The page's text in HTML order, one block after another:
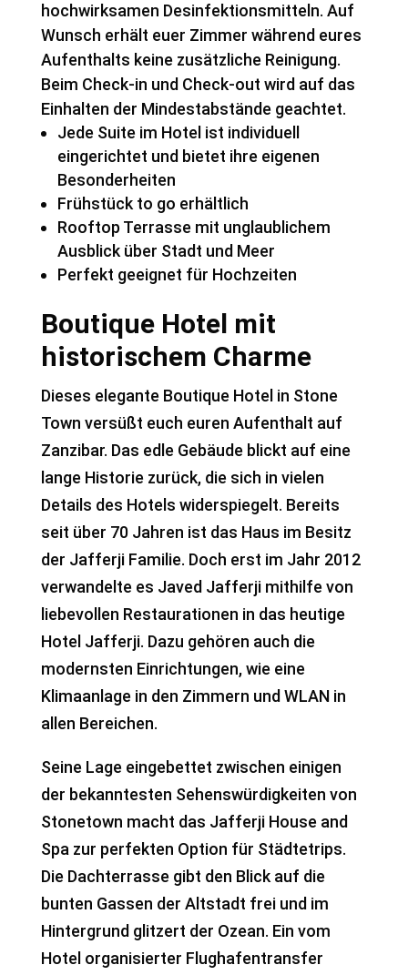
hochwirksamen Desinfektionsmitteln. Auf
Wunsch erhält euer Zimmer während eures
Aufenthalts keine zusätzliche Reinigung.
Beim Check-in und Check-out wird auf das
Einhalten der Mindestabstände geachtet.
Jede Suite im Hotel ist individuell
eingerichtet und bietet ihre eigenen
Besonderheiten
Frühstück to go erhältlich
Rooftop Terrasse mit unglaublichem
Ausblick über Stadt und Meer
Perfekt geeignet für Hochzeiten
Boutique Hotel mit
historischem Charme
Dieses elegante Boutique Hotel in Stone
Town versüßt euch euren Aufenthalt auf
Zanzibar. Das edle Gebäude blickt auf eine
lange Historie zurück, die sich in vielen
Details des Hotels widerspiegelt. Bereits
seit über 70 Jahren ist das Haus im Besitz
der Jafferji Familie. Doch erst im Jahr 2012
verwandelte es Javed Jafferji mithilfe von
liebevollen Restaurationen in das heutige
Hotel Jafferji. Dazu gehören auch die
modernsten Einrichtungen, wie eine
Klimaanlage in den Zimmern und WLAN in
allen Bereichen.
Seine Lage eingebettet zwischen einigen
der bekanntesten Sehenswürdigkeiten von
Stonetown macht das Jafferji House and
Spa zur perfekten Option für Städtetrips.
Die Dachterrasse gibt den Blick auf die
bunten Gassen der Altstadt frei und im
Hintergrund glitzert der Ozean. Ein vom
Hotel organisierter Flughafentransfer